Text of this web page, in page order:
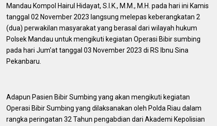
Mandau Kompol Hairul Hidayat, S.I.K., M.M., M.H. pada hari ini Kamis
tanggal 02 November 2023 langsung melepas keberangkatan 2
(dua) perwakilan masyarakat yang berasal dari wilayah hukum
Polsek Mandau untuk mengikuti kegiatan Operasi Bibir sumbing
pada hari Jum'at tanggal 03 November 2023 di RS Ibnu Sina
Pekanbaru.
Adapun Pasien Bibir Sumbing yang akan mengikuti kegiatan
Operasi Bibir Sumbing yang dilaksanakan oleh Polda Riau dalam
rangka peringatan 32 Tahun pengabdian dari Akademi Kepolisian